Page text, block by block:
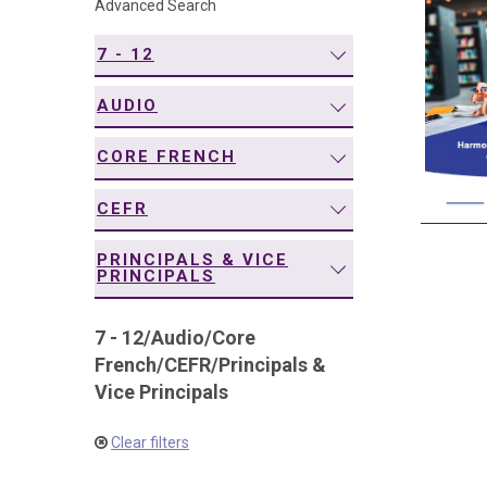
Advanced Search
7 - 12
AUDIO
CORE FRENCH
CEFR
PRINCIPALS & VICE
PRINCIPALS
7 - 12/Audio/Core
French/CEFR/Principals &
Vice Principals
Clear filters